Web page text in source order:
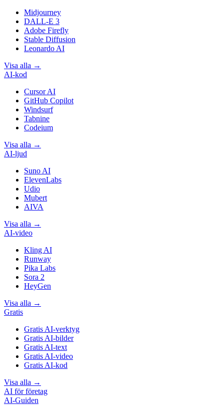
Midjourney
DALL-E 3
Adobe Firefly
Stable Diffusion
Leonardo AI
Visa alla →
AI-kod
Cursor AI
GitHub Copilot
Windsurf
Tabnine
Codeium
Visa alla →
AI-ljud
Suno AI
ElevenLabs
Udio
Mubert
AIVA
Visa alla →
AI-video
Kling AI
Runway
Pika Labs
Sora 2
HeyGen
Visa alla →
Gratis
Gratis AI-verktyg
Gratis AI-bilder
Gratis AI-text
Gratis AI-video
Gratis AI-kod
Visa alla →
AI för företag
AI-Guiden